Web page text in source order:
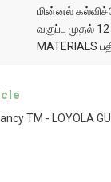
மின்னல்
வகுப்பு முதல்
MATERIALS
TM - LOYOLA